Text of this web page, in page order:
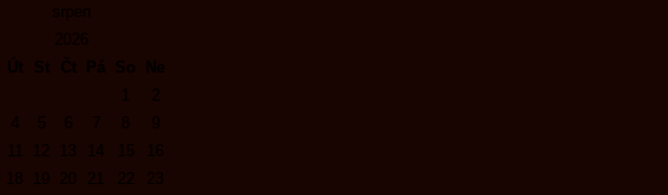
srpen
2026
Út
St Čt Pá So
Ne
2
5 7 8
12 13 15
18
20 21 22
23